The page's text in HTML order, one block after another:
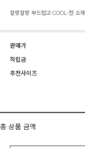
찰랑찰랑 부드럽고 COOL-한 소
판매가
적립금
추천사이즈
총 상품 금액